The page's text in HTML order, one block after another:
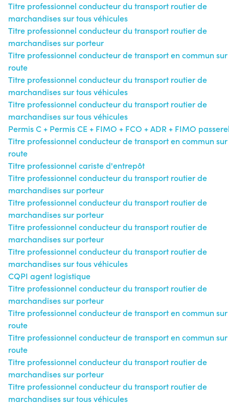
Titre professionnel conducteur du transport routier de
marchandises sur tous véhicules
Titre professionnel conducteur du transport routier de
marchandises sur porteur
Titre professionnel conducteur de transport en commun sur
route
Titre professionnel conducteur du transport routier de
marchandises sur tous véhicules
Titre professionnel conducteur du transport routier de
marchandises sur tous véhicules
Permis C + Permis CE + FIMO + FCO + ADR + FIMO
Titre professionnel conducteur de transport en commun sur
route
Titre professionnel cariste d'entrepôt
Titre professionnel conducteur du transport routier de
marchandises sur porteur
Titre professionnel conducteur du transport routier de
marchandises sur porteur
Titre professionnel conducteur du transport routier de
marchandises sur porteur
Titre professionnel conducteur du transport routier de
marchandises sur tous véhicules
CQPI agent logistique
Titre professionnel conducteur du transport routier de
marchandises sur porteur
Titre professionnel conducteur de transport en commun sur
route
Titre professionnel conducteur de transport en commun sur
route
Titre professionnel conducteur du transport routier de
marchandises sur porteur
Titre professionnel conducteur du transport routier de
marchandises sur tous véhicules